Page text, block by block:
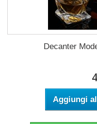
Decanter
Aggiungi